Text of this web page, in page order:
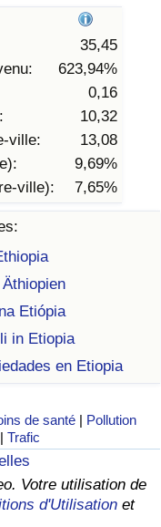
35,45
623,94%
0,16
10,32
ville:
13,08
9,69%
ville):
7,65%
Etiópia
in Etiopia
en Etiopia
de santé | Pollution
|Trafic
Votre utilisation de
d'Utilisation et